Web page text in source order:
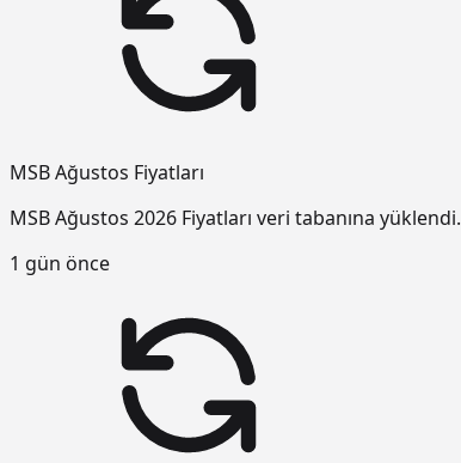
MSB Ağustos Fiyatları
MSB Ağustos 2026 Fiyatları veri tabanına yüklendi.
1 gün önce